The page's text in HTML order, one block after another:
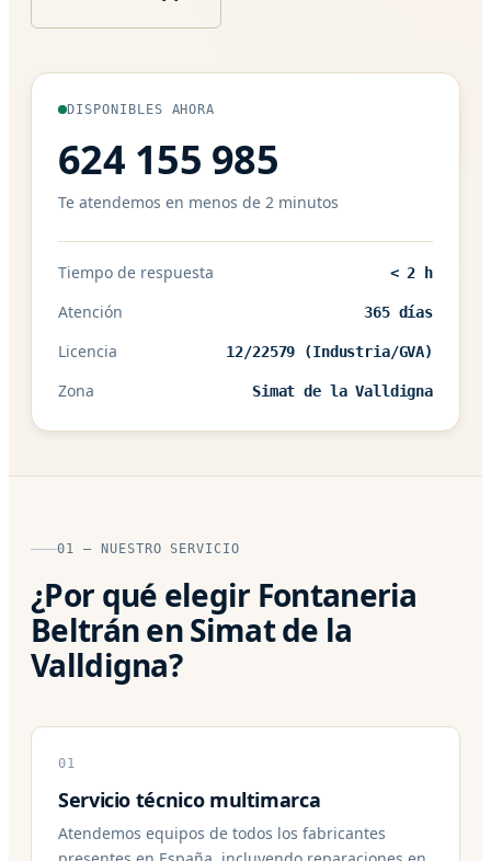
DISPONIBLES AHORA
624 155 985
Te atendemos en menos de 2 minutos
Tiempo de respuesta < 2 h
Atención 365 días
Licencia 12/22579 (Industria/GVA)
Zona Simat de la Valldigna
01 — NUESTRO SERVICIO
¿Por qué elegir Fontaneria
Beltrán en Simat de la
Valldigna?
01
Servicio técnico multimarca
Atendemos equipos de todos los fabricantes